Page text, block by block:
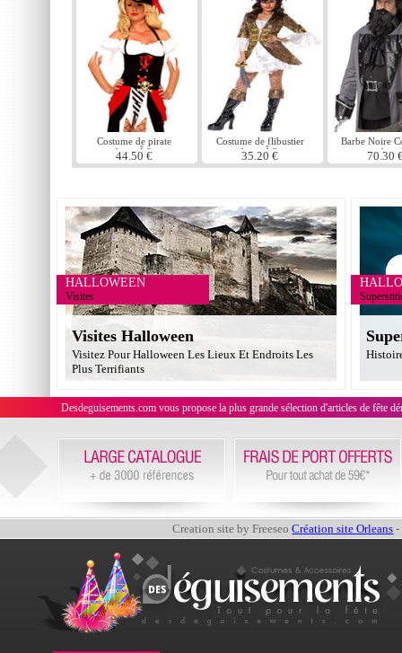
Costume de pirate
beautÃ©
44.50 €
Costume de flibustier
beautÃ©
35.20 €
Barbe Noire
grande
70.30
HALLOWEEN
Visites
Visites Halloween
Visitez Pour Halloween Les Lieux Et Endroits Les
Plus Terrifiants
Desdeguisements.com vous propose la plus grande sélection d'articles de fête
Creation site by FreeseoCréation site Orleans -